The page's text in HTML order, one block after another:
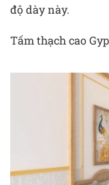
độ dày này.
Tấm thạch cao